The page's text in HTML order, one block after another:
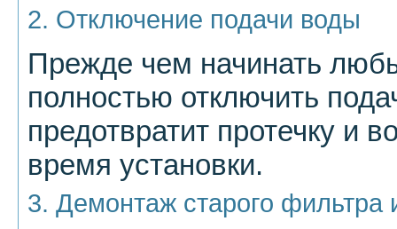
2. Отключение подачи воды
Прежде чем начинать
полностью отключить
предотвратит протечку и
время установки.
3. Демонтаж старого фильтра